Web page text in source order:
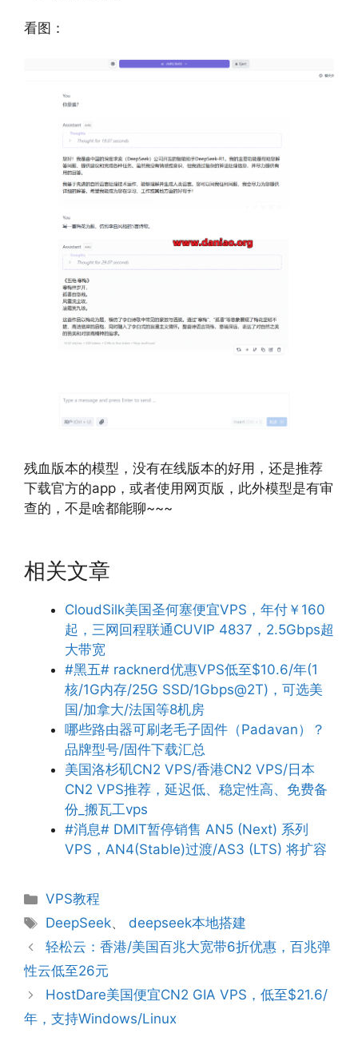
看图：
残血版本的模型，没有在线版本的好用，还是推荐
下载官方的app，或者使用网页版，此外模型是有审
查的，不是啥都能聊~~~
相关文章
CloudSilk美国圣何塞便宜VPS，年付￥160
起，三网回程联通CUVIP 4837，2.5Gbps超
大带宽
#黑五# racknerd优惠VPS低至$10.6/年(1
核/1G内存/25G SSD/1Gbps@2T)，可选美
国/加拿大/法国等8机房
哪些路由器可刷老毛子固件（Padavan）？
品牌型号/固件下载汇总
美国洛杉矶CN2 VPS/香港CN2 VPS/日本
CN2 VPS推荐，延迟低、稳定性高、免费备
份_搬瓦工vps
#消息# DMIT暂停销售 AN5 (Next) 系列
VPS，AN4(Stable)过渡/AS3 (LTS) 将扩容
分
类
VPS教程
标
签
DeepSeek、 deepseek本地搭建
轻松云：香港/美国百兆大宽带6折优惠，百兆弹
性云低至26元
HostDare美国便宜CN2 GIA VPS，低至$21.6/
年，支持Windows/Linux